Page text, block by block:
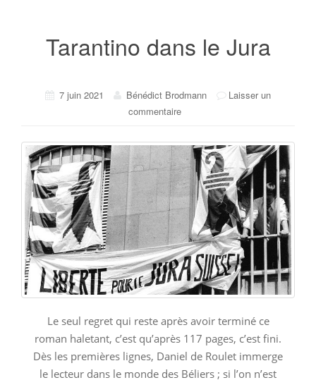
Tarantino dans le Jura
7 juin 2021 Bénédict Brodmann
Laisser un
commentaire
Le seul regret qui reste après avoir terminé ce
roman haletant, c’est qu’après 117 pages, c’est fini.
Dès les premières lignes, Daniel de Roulet immerge
le lecteur dans le monde des Béliers ; si l’on n’est